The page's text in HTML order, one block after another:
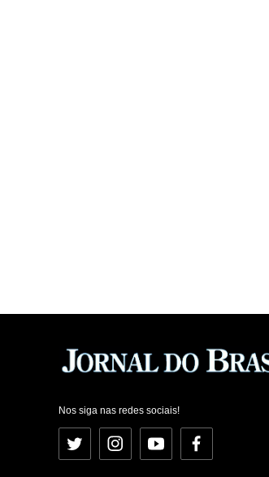
Nos siga nas redes sociais!
Twitter InstagramYouTubeFacebook